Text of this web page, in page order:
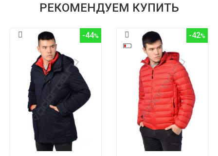
РЕКОМЕНДУЕМ КУПИТЬ
-44 -42